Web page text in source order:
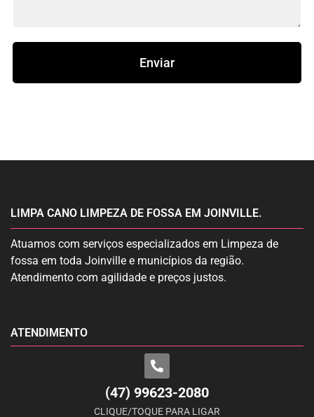
Enviar
LIMPA CANO LIMPEZA DE FOSSA EM JOINVILLE.
Atuamos com serviços especializados em Limpeza de
fossa em toda Joinville e municípios da região.
Atendimento com agilidade e preços justos.
ATENDIMENTO
(47) 99623-2080
CLIQUE/TOQUE PARA LIGAR